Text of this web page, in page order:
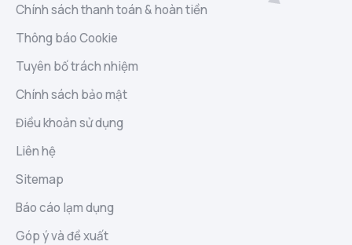
Chính sách thanh toán & hoàn tiền
Thông báo Cookie
Tuyên bố trách nhiệm
Chính sách bảo mật
Điều khoản sử dụng
Liên hệ
Sitemap
Báo cáo lạm dụng
Góp ý và đề xuất